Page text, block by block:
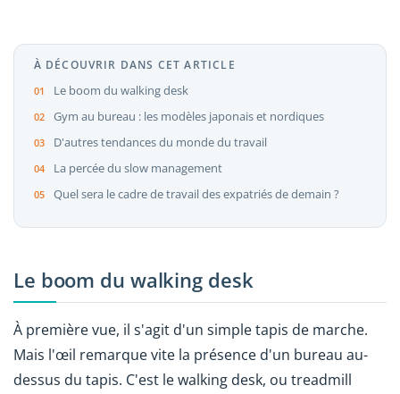
À DÉCOUVRIR DANS CET ARTICLE
Le boom du walking desk
Gym au bureau : les modèles japonais et nordiques
D'autres tendances du monde du travail
La percée du slow management
Quel sera le cadre de travail des expatriés de demain ?
Le boom du walking desk
À première vue, il s'agit d'un simple tapis de marche.
Mais l'œil remarque vite la présence d'un bureau au-
dessus du tapis. C'est le walking desk, ou treadmill